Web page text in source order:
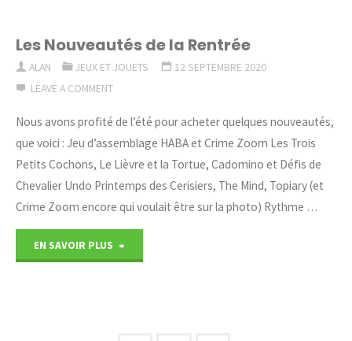
Jeux"
Les Nouveautés de la Rentrée
ALAN JEUX ET JOUETS
12 SEPTEMBRE 2020
LEAVE A COMMENT
Nous avons profité de l’été pour acheter quelques nouveautés,
que voici : Jeu d’assemblage HABA et Crime Zoom Les Trois
Petits Cochons, Le Lièvre et la Tortue, Cadomino et Défis de
Chevalier Undo Printemps des Cerisiers, The Mind, Topiary (et
Crime Zoom encore qui voulait être sur la photo) Rythme …
EN SAVOIR PLUS